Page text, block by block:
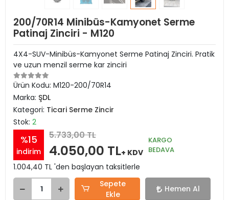
200/70R14 Minibüs-Kamyonet Serme
Patinaj Zinciri - M120
4X4-SUV-Minibüs-Kamyonet Serme Patinaj Zinciri. Pratik
ve uzun menzil serme kar zinciri
Ürün Kodu: M120-200/70R14
Marka: ŞDL
Kategori: Ticari Serme Zincir
Stok: 2
%15
indirim
5.733,00 TL
4.050,00 TL+ KDV
KARGO
BEDAVA
1.004,40 TL 'den başlayan taksitlerle
Sepete
Ekle
Hemen Al